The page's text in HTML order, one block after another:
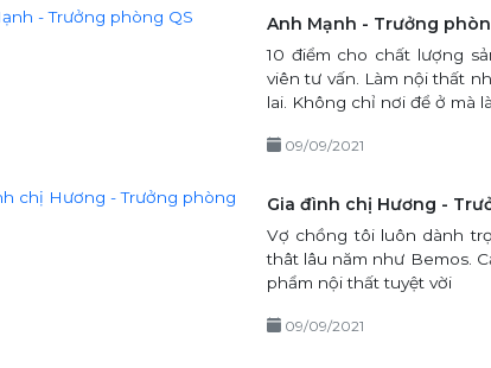
Anh Mạnh - Trưởng
10 điểm cho chất lượng
viên tư vấn. Làm nội thất
lai. Không chỉ nơi để ở mà là
09/09/2021
Gia đình chị Hương -
Vợ chồng tôi luôn dành
thât lâu năm như Bemos.
phẩm nội thất tuyệt vời
09/09/2021